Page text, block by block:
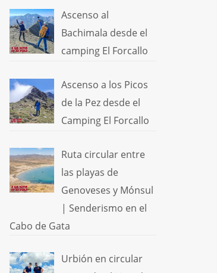
Ascenso al
Bachimala desde el
camping El Forcallo
Ascenso a los Picos
de la Pez desde el
Camping El Forcallo
Ruta circular entre
las playas de
Genoveses y Mónsul
| Senderismo en el
Cabo de Gata
Urbión en circular